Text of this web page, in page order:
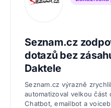
Seznam.cz
dotazů bez
Daktele
Seznam.cz výrazně
automatizoval velkou část
Chatbot, emailbot a